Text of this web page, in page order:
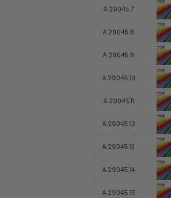
A.29045.7
A.29045.8
A.29045.9
A.29045.10
A.29045.11
A.29045.12
A.29045.13
A.29045.14
A.29045.15